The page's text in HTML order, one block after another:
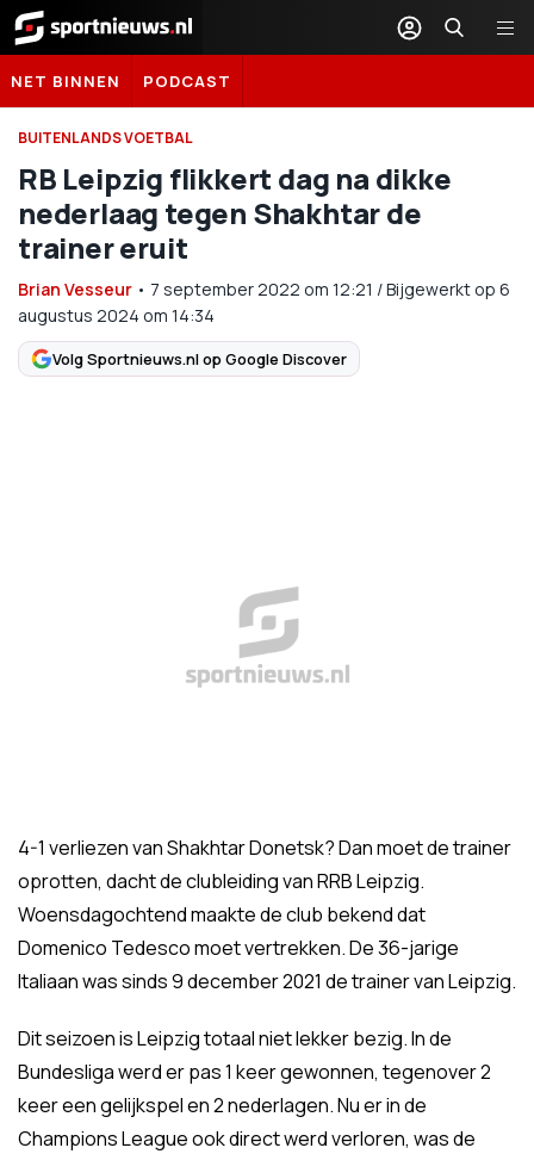
Sportnieuws.nl
NET BINNEN PODCAST
BUITENLANDS VOETBAL
RB Leipzig flikkert dag na dikke
nederlaag tegen Shakhtar de
trainer eruit
Brian Vesseur • 7 september 2022 om 12:21 /Bijgewerkt op 6
augustus 2024 om 14:34
Volg Sportnieuws.nl op Google Discover
4-1 verliezen van Shakhtar Donetsk? Dan moet de trainer
oprotten, dacht de clubleiding van RRB Leipzig.
Woensdagochtend maakte de club bekend dat
Domenico Tedesco moet vertrekken. De 36-jarige
Italiaan was sinds 9 december 2021 de trainer van Leipzig.
Dit seizoen is Leipzig totaal niet lekker bezig. In de
Bundesliga werd er pas 1 keer gewonnen, tegenover 2
keer een gelijkspel en 2 nederlagen. Nu er in de
Champions League ook direct werd verloren, was de